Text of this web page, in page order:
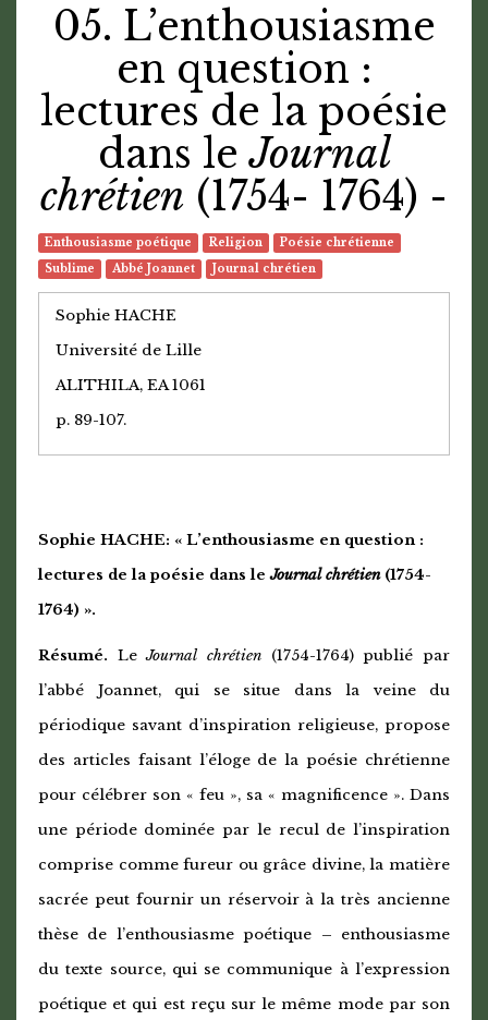
05. L’enthousiasme
en question :
lectures de la poésie
dans leJournal
chrétien (1754- 1764) -
Enthousiasme poétique Religion
Poésie chrétienne
Sublime
Abbé Joannet Journal chrétien
Sophie HACHE
Université de Lille
ALITHILA, EA 1061
p. 89-107.
Sophie HACHE: « L’enthousiasme en question :
lectures de la poésie dans leJournal chrétien(1754-
1764) ».
Résumé. LeJournal chrétien (1754-1764) publié par
l’abbé Joannet, qui se situe dans la veine du
périodique savant d’inspiration religieuse, propose
des articles faisant l’éloge de la poésie chrétienne
pour célébrer son « feu », sa « magnificence ». Dans
une période dominée par le recul de l’inspiration
comprise comme fureur ou grâce divine, la matière
sacrée peut fournir un réservoir à la très ancienne
thèse de l’enthousiasme poétique – enthousiasme
du texte source, qui se communique à l’expression
poétique et qui est reçu sur le même mode par son